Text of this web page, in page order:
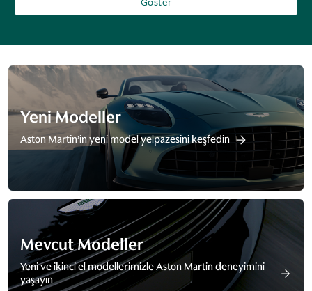
Göster
Yeni Modeller
Aston Martin’in yeni model yelpazesini keşfedin
Mevcut Modeller
Yeni ve ikinci el modellerimizle Aston Martin deneyimini
yaşayın